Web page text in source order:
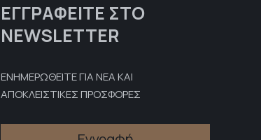
ΕΓΓΡΑΦΕΊΤΕ ΣΤΟ
NEWSLETTER
ΕΝΗΜΕΡΩΘΕΙΤΕ ΓΙΑ ΝΕΑ ΚΑΙ
ΑΠΟΚΛΕΙΣΤΙΚΕΣ ΠΡΟΣΦΟΡΕΣ